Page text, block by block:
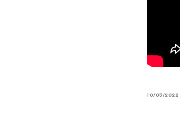
10/03/2022